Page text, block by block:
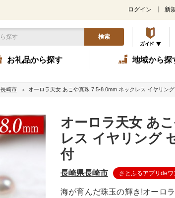
ログイン 新
検索
お礼品から探す 地域から探
長崎市 オーロラ天女 あこや真珠 7.5-8.0mm ネックレス イヤリン
オーロラ天女 あ
レス イヤリング
付
長崎県長崎市 さとふるアプリde
海が育んだ珠玉の輝き!オーロ